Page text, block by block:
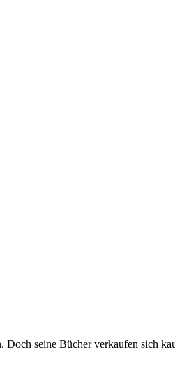
seine Bücher verkaufen sich